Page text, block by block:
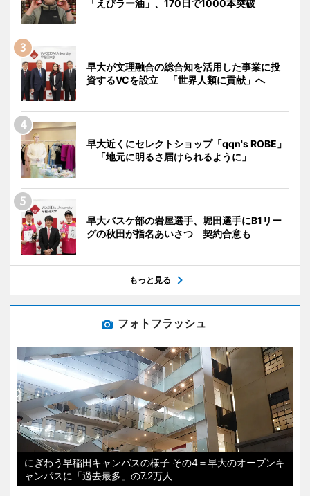
「えびラー油」、170日で1000本突破
早大が文理融合の総合知を活用した事業に投
資するVCを設立 「世界人類に貢献」へ
早大近くにセレクトショップ「qqn's ROBE」
「地元に明るさ届けられるように」
早大バスケ部の岩屋選手、堀田選手にB1リー
グの秋田が指名あいさつ 契約合意も
もっと見る
フォトフラッシュ
にぎわう早稲田キャンパスの様子 その4＝早大のオープンキ
ャンパスに「過去最多」の7.2万人